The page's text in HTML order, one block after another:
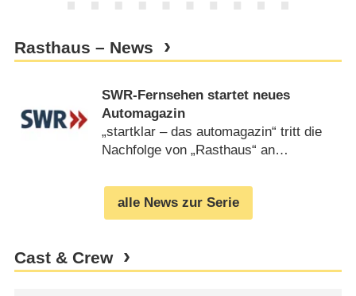
Rasthaus – News
SWR-Fernsehen startet neues
Automagazin
„startklar – das automagazin“ tritt die
Nachfolge von „Rasthaus“ an
alle News zur Serie
Cast & Crew